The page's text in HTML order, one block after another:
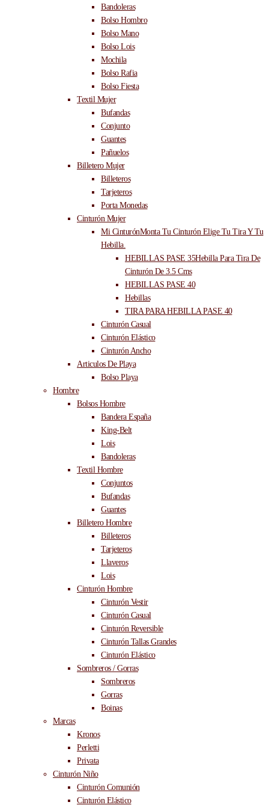
Bandoleras
Bolso Hombro
Bolso Mano
Bolso Lois
Mochila
Bolso Rafia
Bolso Fiesta
Textil Mujer
Bufandas
Conjunto
Guantes
Pañuelos
Billetero Mujer
Billeteros
Tarjeteros
Porta Monedas
Cinturón Mujer
Mi CinturónMonta Tu Cinturón Elige Tu Tira Y Tu
Hebilla.
HEBILLAS PASE 35Hebilla Para Tira De
Cinturón De 3.5 Cms
HEBILLAS PASE 40
Hebillas
TIRA PARA HEBILLA PASE 40
Cinturón Casual
Cinturón Elástico
Cinturón Ancho
Articulos De Playa
Bolso Playa
Hombre
Bolsos Hombre
Bandera España
King-Belt
Lois
Bandoleras
Textil Hombre
Conjuntos
Bufandas
Guantes
Billetero Hombre
Billeteros
Tarjeteros
Llaveros
Lois
Cinturón Hombre
Cinturón Vestir
Cinturón Casual
Cinturón Reversible
Cinturón Tallas Grandes
Cinturón Elástico
Sombreros / Gorras
Sombreros
Gorras
Boinas
Marcas
Kronos
Perletti
Privata
Cinturón Niño
Cinturón Comunión
Cinturón Elástico